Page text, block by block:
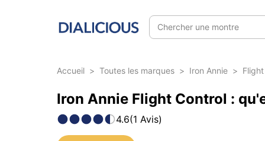
Chercher une montre
Accueil > Toutes les marques > Iron Annie >
Iron Annie Flight Control :
4.6(1 Avis)